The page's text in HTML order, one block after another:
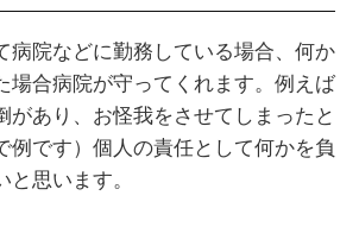
病院などに勤務している場合、何か
場合病院が守ってくれます。例えば
があり、お怪我をさせてしまったと
例です）個人の責任として何かを負
と思います。